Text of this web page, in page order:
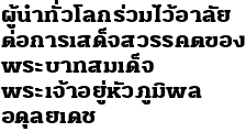
ผู้นำทั่วโลกร่วมไว้อาลัย
ต่อการเสด็จสวรรคตของ
พระบาทสมเด็จ
พระเจ้าอยู่หัวภูมิพล
อดุลยเดช